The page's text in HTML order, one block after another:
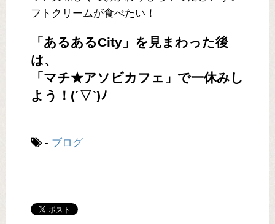
フトクリームが食べたい！
「あるあるCity」を見まわった後
は、
「マチ★アソビカフェ」で一休みし
よう！(´▽`)ﾉ
- ブログ